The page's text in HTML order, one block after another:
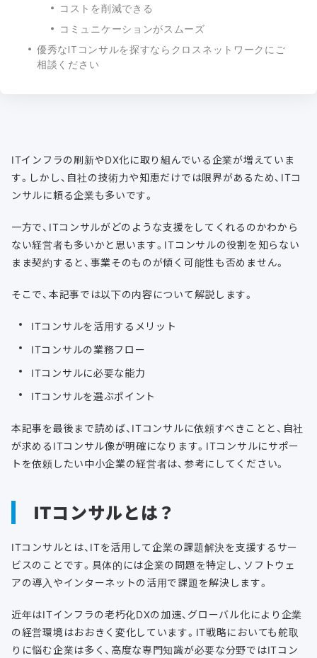
コストを削減できる
コミュニケーションがスムーズ
優秀なITコンサルを探すならクロスネットワークにご
相談ください
ITインフラの刷新やDX化に取り組んでいる企業が増えていま
す。しかし、自社の技術力や知恵だけでは限界があるため、ITコ
ンサルに頼る企業も多いです。
一方で、ITコンサルがどのような支援をしてくれるのかわから
ない経営者も多いかと思います。ITコンサルの役割を知らない
まま契約すると、事業そのものが傾く可能性も否めません。
そこで、本記事では以下の内容について解説します。
ITコンサルを活用するメリット
ITコンサルの業務フロー
ITコンサルに必要な能力
ITコンサルを選ぶポイント
本記事を最後まで読めば、ITコンサルに依頼すべきことと、自社
が求めるITコンサル像が明確になります。ITコンサルにサポー
トを依頼したい中小企業の経営者は、参考にしてください。
ITコンサルとは？
ITコンサルとは、ITを活用して企業の課題解決を支援するサー
ビスのことです。具体的には企業の問題を特定し、ソフトウェ
アの導入やインターネットの活用で課題を解決します。
近年はITインフラの老朽化DXの加速、グローバル化により企業
の経営環境はおおきく変化しています。IT戦略においても舵取
りに悩む企業は多く、高度な専門知識が必要な分野ではITコン